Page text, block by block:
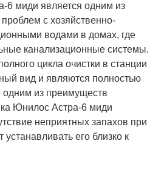
6 миди является одним из
с хозяйственно-
водами в домах, где
канализационные системы.
цикла очистки в станции
вид и являются полностью
одним из преимуществ
Юнилос Астра-6 миди
неприятных запахов при
устанавливать его близко к